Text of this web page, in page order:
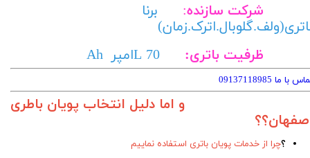
شرکت سازنده:
برنا
ظرفیت باتری:
L 70امپر Ah
با ما 09137118985
و اما دلیل انتخاب پویان باطری
؟چرا از خدمات پویان باتری استفاده نماییم